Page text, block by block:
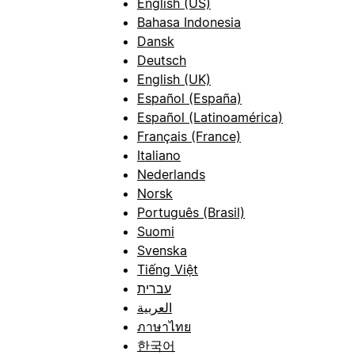
Bahasa Indonesia
Dansk
Deutsch
English (UK)
Español (España)
Español (Latinoamérica)
Français (France)
Italiano
Nederlands
Norsk
Português (Brasil)
Suomi
Svenska
Tiếng Việt
עברית
العربية
ภาษาไทย
한국어